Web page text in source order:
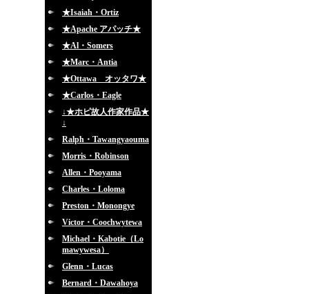
★Isaiah・Ortiz
★Apache アパッチ★
★Al・Somers
★Marc・Antia
★Ottawa オッタワ★
★Carlos・Eagle
↓★ホピ故人作家作品★
↓
Ralph・Tawangyaouma
Morris・Robinson
Allen・Pooyama
Charles・Loloma
Preston・Monongye
Victor・Coochwytewa
Michael・Kabotie（Lo
mawywesa）
Glenn・Lucas
Bernard・Dawahoya